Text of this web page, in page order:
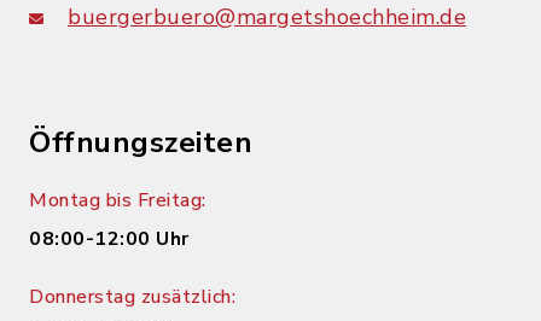
buergerbuero@margetshoechheim.de
Öffnungszeiten
Montag bis Freitag:
08:00-12:00 Uhr
Donnerstag zusätzlich: